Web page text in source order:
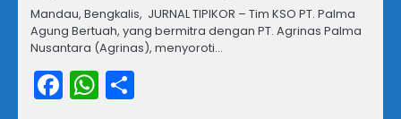
Mandau, Bengkalis, JURNAL TIPIKOR – Tim KSO PT. Palma
Agung Bertuah, yang bermitra dengan PT. Agrinas Palma
Nusantara (Agrinas), menyoroti…
Facebook
WhatsApp